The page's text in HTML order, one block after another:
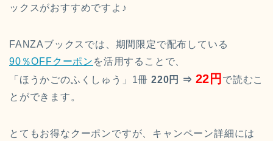
ックスがおすすめですよ♪
FANZAブックスでは、期間限定で配布している
90％OFFクーポン を活用することで、
「ほうかごのふくしゅう」1冊220円 ⇒ 22円 で読むこ
とができます。
とてもお得なクーポンですが、キャンペーン詳細には